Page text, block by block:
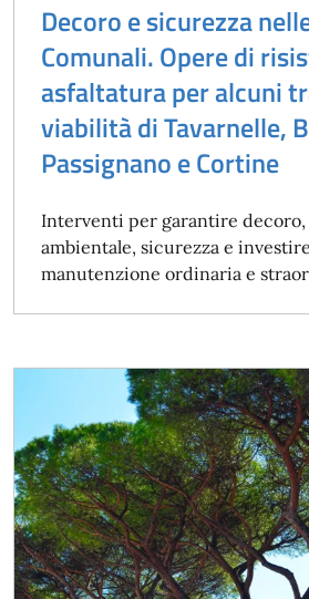
Decoro e sicurezza
Comunali. Opere di
asfaltatura per alcuni
viabilità di Tavarnelle,
Passignano e Cortine
Interventi per garantire decoro,
ambientale, sicurezza e
manutenzione ordinaria e